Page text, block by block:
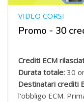
Promo - 30
VIDEO CORSI
Crediti ECM
Durata totale: 30
Destinatari crediti
l'obbligo ECM.